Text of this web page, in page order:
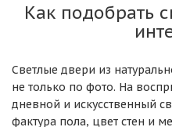
Как подобрать
Светлые двери из
не только по фото. На
дневной и искусственный
фактура пола, цвет стен и